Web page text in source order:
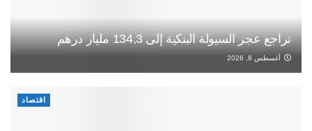
تراجع عجز السيولة البنكية إلى 134,3 مليار درهم
أغسطس 8, 2026
اقتصاد